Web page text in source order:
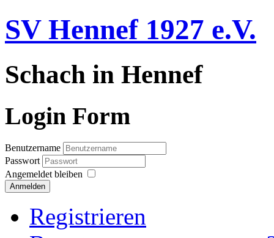
SV Hennef 1927 e.V.
Schach in Hennef
Login Form
Benutzername
Passwort
Angemeldet bleiben
Anmelden
Registrieren